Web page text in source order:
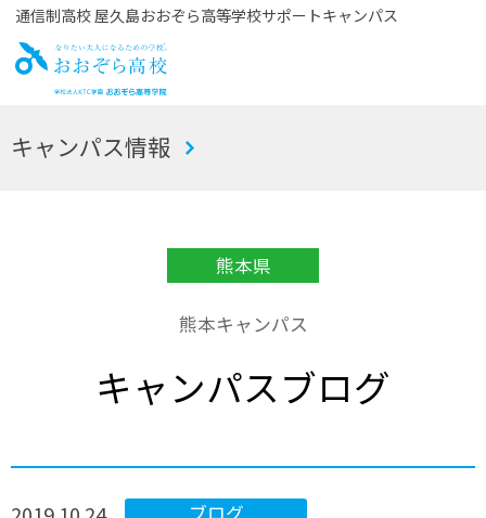
通信制高校 屋久島おおぞら高等学校サポートキャンパス
お
キャンパス情報
熊本県
熊本キャンパス
キャンパスブログ
ブログ